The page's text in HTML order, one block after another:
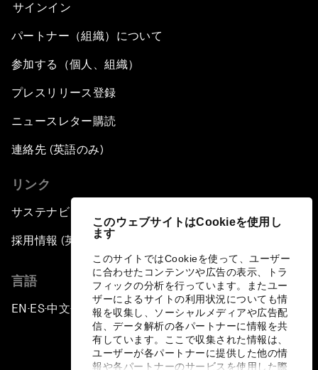
このウェブサイトはCookieを使用し
ます
このサイトではCookieを使って、ユーザー
に合わせたコンテンツや広告の表示、トラ
フィックの分析を行っています。またユー
ザーによるサイトの利用状況についても情
報を収集し、ソーシャルメディアや広告配
信、データ解析の各パートナーに情報を共
有しています。ここで収集された情報は、
ユーザーが各パートナーに提供した他の情
報や各パートナーのサービスを使用した際
サインイン
パートナー（組織）について
参加する（個人、組織）
プレスリリース登録
ニュースレター購読
連絡先 (英語のみ)
リンク
サステナビリティへの取り組み
採用情報 (英語のみ)
言語
EN ▪ ES▪中文▪ 日本語